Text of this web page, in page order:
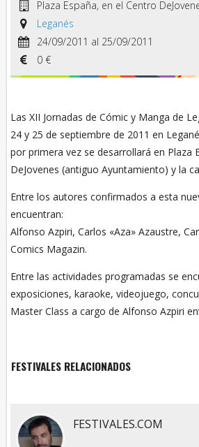
Plaza España, en el Centro
Leganés
24/09/2011 al 25/09/2011
0 €
Las XII Jornadas de Cómic y Manga de
24 y 25 de septiembre de 2011 en
por primera vez se desarrollará en Plaza
DeJovenes (antiguo Ayuntamiento) y la
Entre los autores confirmados a esta
encuentran:
Alfonso Azpiri, Carlos «Aza» Azaustre,
Comics Magazin.
Entre las actividades programadas se
exposiciones, karaoke, videojuego,
Master Class a cargo de Alfonso Azpiri
FESTIVALES RELACIONADOS
FESTIVALES.COM